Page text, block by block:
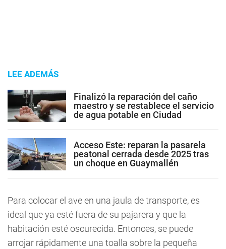
LEE ADEMÁS
Finalizó la reparación del caño
maestro y se restablece el servicio
de agua potable en Ciudad
Acceso Este: reparan la pasarela
peatonal cerrada desde 2025 tras
un choque en Guaymallén
Para colocar el ave en una jaula de transporte, es
ideal que ya esté fuera de su pajarera y que la
habitación esté oscurecida. Entonces, se puede
arrojar rápidamente una toalla sobre la pequeña